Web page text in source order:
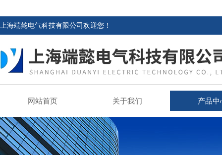
上海端懿电气科技有限公司欢迎您！
网站首页 关于我们 产品中